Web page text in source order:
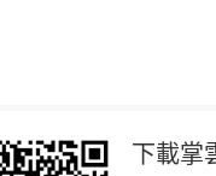
下載掌